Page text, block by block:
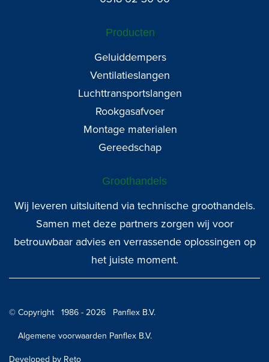
Producten
Geluiddempers
Ventilatieslangen
Luchttransportslangen
Rookgasafvoer
Montage materialen
Gereedschap
Groothandels
Wij leveren uitsluitend via technische groothandels.
Samen met deze partners zorgen wij voor
betrouwbaar advies en verrassende oplossingen op
het juiste moment.
© Copyright 1986 - 2026 Panflex B.V.
Algemene voorwaarden Panflex B.V.
Developed by Reto